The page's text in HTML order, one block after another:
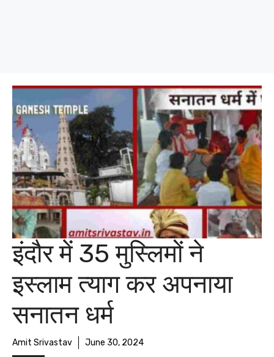
इंदौर में 35 मुस्लिमों ने
इस्लाम त्याग कर अपनाया
सनातन धर्म
Amit Srivastav June 30, 2024